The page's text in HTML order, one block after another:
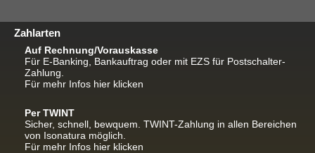
Zahlarten
Auf Rechnung/Vorauskasse
Für E-Banking, Bankauftrag oder mit EZS für Postschalter-
Zahlung.
Für mehr Infos hier klicken
Per TWINT
Sicher, schnell, bewquem. TWINT-Zahlung in allen Bereichen
von Isonatura möglich.
Für mehr Infos hier klicken